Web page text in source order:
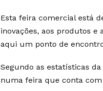
Esta feira comercial está
inovações, aos produtos e
aqui um ponto de
Segundo as estatísticas
numa feira que conta com